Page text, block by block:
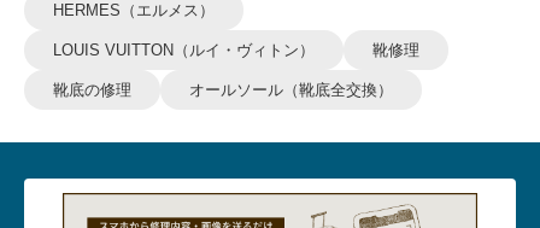
HERMES（エルメス）
LOUIS VUITTON（ルイ・ヴィトン） 靴修理
靴底の修理 オールソール（靴底全交換）